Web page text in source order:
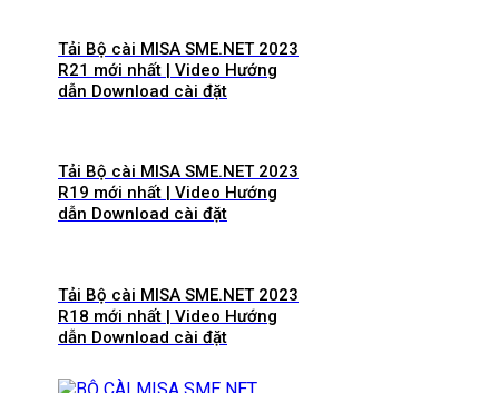
Tải Bộ cài MISA SME.NET 2023
R21 mới nhất | Video Hướng
dẫn Download cài đặt
Tải Bộ cài MISA SME.NET 2023
R19 mới nhất | Video Hướng
dẫn Download cài đặt
Tải Bộ cài MISA SME.NET 2023
R18 mới nhất | Video Hướng
dẫn Download cài đặt